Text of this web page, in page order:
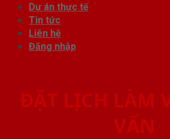
Dự án thực tế
Tin tức
Liên hệ
Đăng nhập
ĐẶT LỊCH LÀM
VẤN